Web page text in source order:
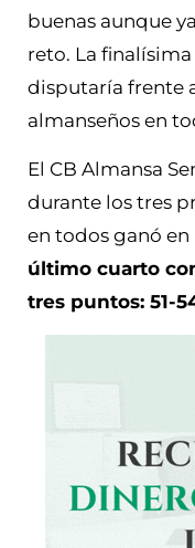
buenas aunque
reto. La
disputaría frente
almanseños en
El CB Almansa
durante los tres
en todos ganó
último cuarto
tres puntos: 51-